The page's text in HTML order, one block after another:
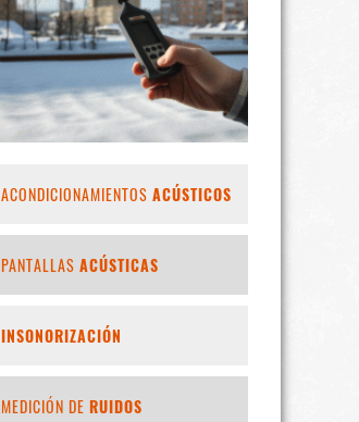
ACONDICIONAMIENTOS ACÚSTICOS
PANTALLAS ACÚSTICAS
INSONORIZACIÓN
MEDICIÓN DE RUIDOS